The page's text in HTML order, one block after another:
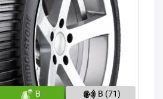
B B (71)